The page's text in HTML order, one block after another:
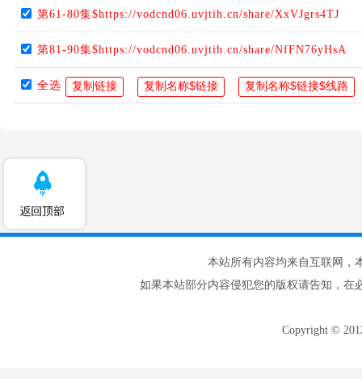
第61-80集$https://vodcnd06.uvjtih.cn/share/XxVJgrs4TJ
第81-90集$https://vodcnd06.uvjtih.cn/share/NfFN76yHsA
全选
本站所有内容均来自互联网，
如果本站部分内容侵犯您的版权请告知，在
Copyright ©